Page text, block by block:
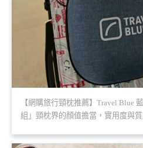
【網購旅行頸枕推薦】Travel Blue
組」頸枕界的顏值擔當，實用度與質